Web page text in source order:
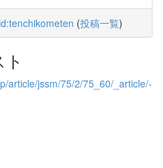
(投稿一覧)
article/jssm/75/2/75_60/_article/-